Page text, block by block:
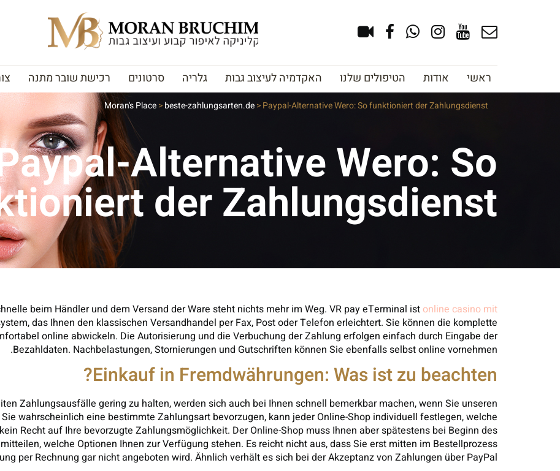
ראשי אודות הטיפולים שלנו האקדמיה לעיצוב גבות גלריה סרטונים רכישת שובר מתנה
Moran's Place>beste-zahlungsarten.de>Paypal-Alternative Wero: So funktioniert der Zahlungsdienst
Alternative Wero: So
der Zahlungsdienst
beim Händler und dem Versand der Ware steht nichts mehr im Weg. VR pay eTerminal ist online casino mit
das Ihnen den klassischen Versandhandel per Fax, Post oder Telefon erleichtert. Sie können die komplette
online abwickeln. Die Autorisierung und die Verbuchung der Zahlung erfolgen einfach durch Eingabe der
Bezahldaten. Nachbelastungen, Stornierungen und Gutschriften können Sie ebenfalls selbst online vornehmen.
Einkauf in Fremdwährungen: Was ist zu beachten?
Zahlungsausfälle gering zu halten, werden sich auch bei Ihnen schnell bemerkbar machen, wenn Sie unseren
wahrscheinlich eine bestimmte Zahlungsart bevorzugen, kann jeder Online-Shop individuell festlegen, welche
Recht auf Ihre bevorzugte Zahlungsmöglichkeit. Der Online-Shop muss Ihnen aber spätestens bei Beginn des
welche Optionen Ihnen zur Verfügung stehen. Es reicht nicht aus, dass Sie erst mitten im Bestellprozess
per Rechnung gar nicht angeboten wird. Ähnlich verhält es sich bei der Akzeptanz von Zahlungen über PayPal.